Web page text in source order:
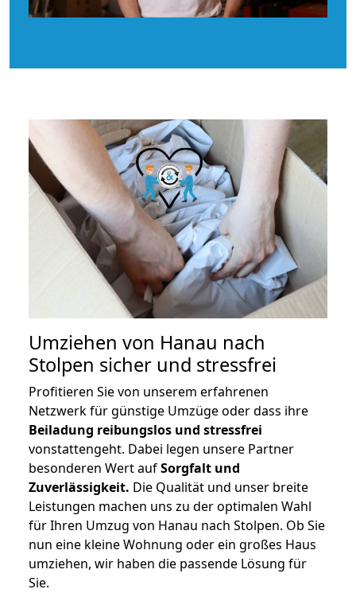
Umziehen von Hanau nach
Stolpen sicher und stressfrei
Profitieren Sie von unserem erfahrenen
Netzwerk für günstige Umzüge oder dass ihre
Beiladung reibungslos und stressfrei
vonstattengeht. Dabei legen unsere Partner
besonderen Wert aufSorgfalt und
Zuverlässigkeit. Die Qualität und unser breite
Leistungen machen uns zu der optimalen Wahl
für Ihren Umzug von Hanau nach Stolpen. Ob Sie
nun eine kleine Wohnung oder ein großes Haus
umziehen, wir haben die passende Lösung für
Sie.